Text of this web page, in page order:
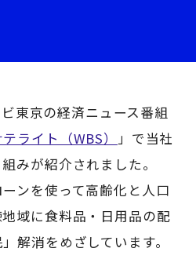
東京の経済ニュース番組
ライト（WBS） 」で当社
みが紹介されました。
ンを使って高齢化と人口
域に食料品・日用品の配
解消をめざしています。